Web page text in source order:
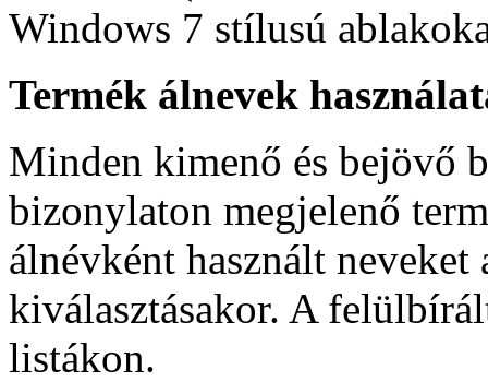
Windows 7 stílusú
Termék álnevek
Minden kimenő és bejövő
bizonylaton megjelenő
álnévként használt
kiválasztásakor. A
listákon.